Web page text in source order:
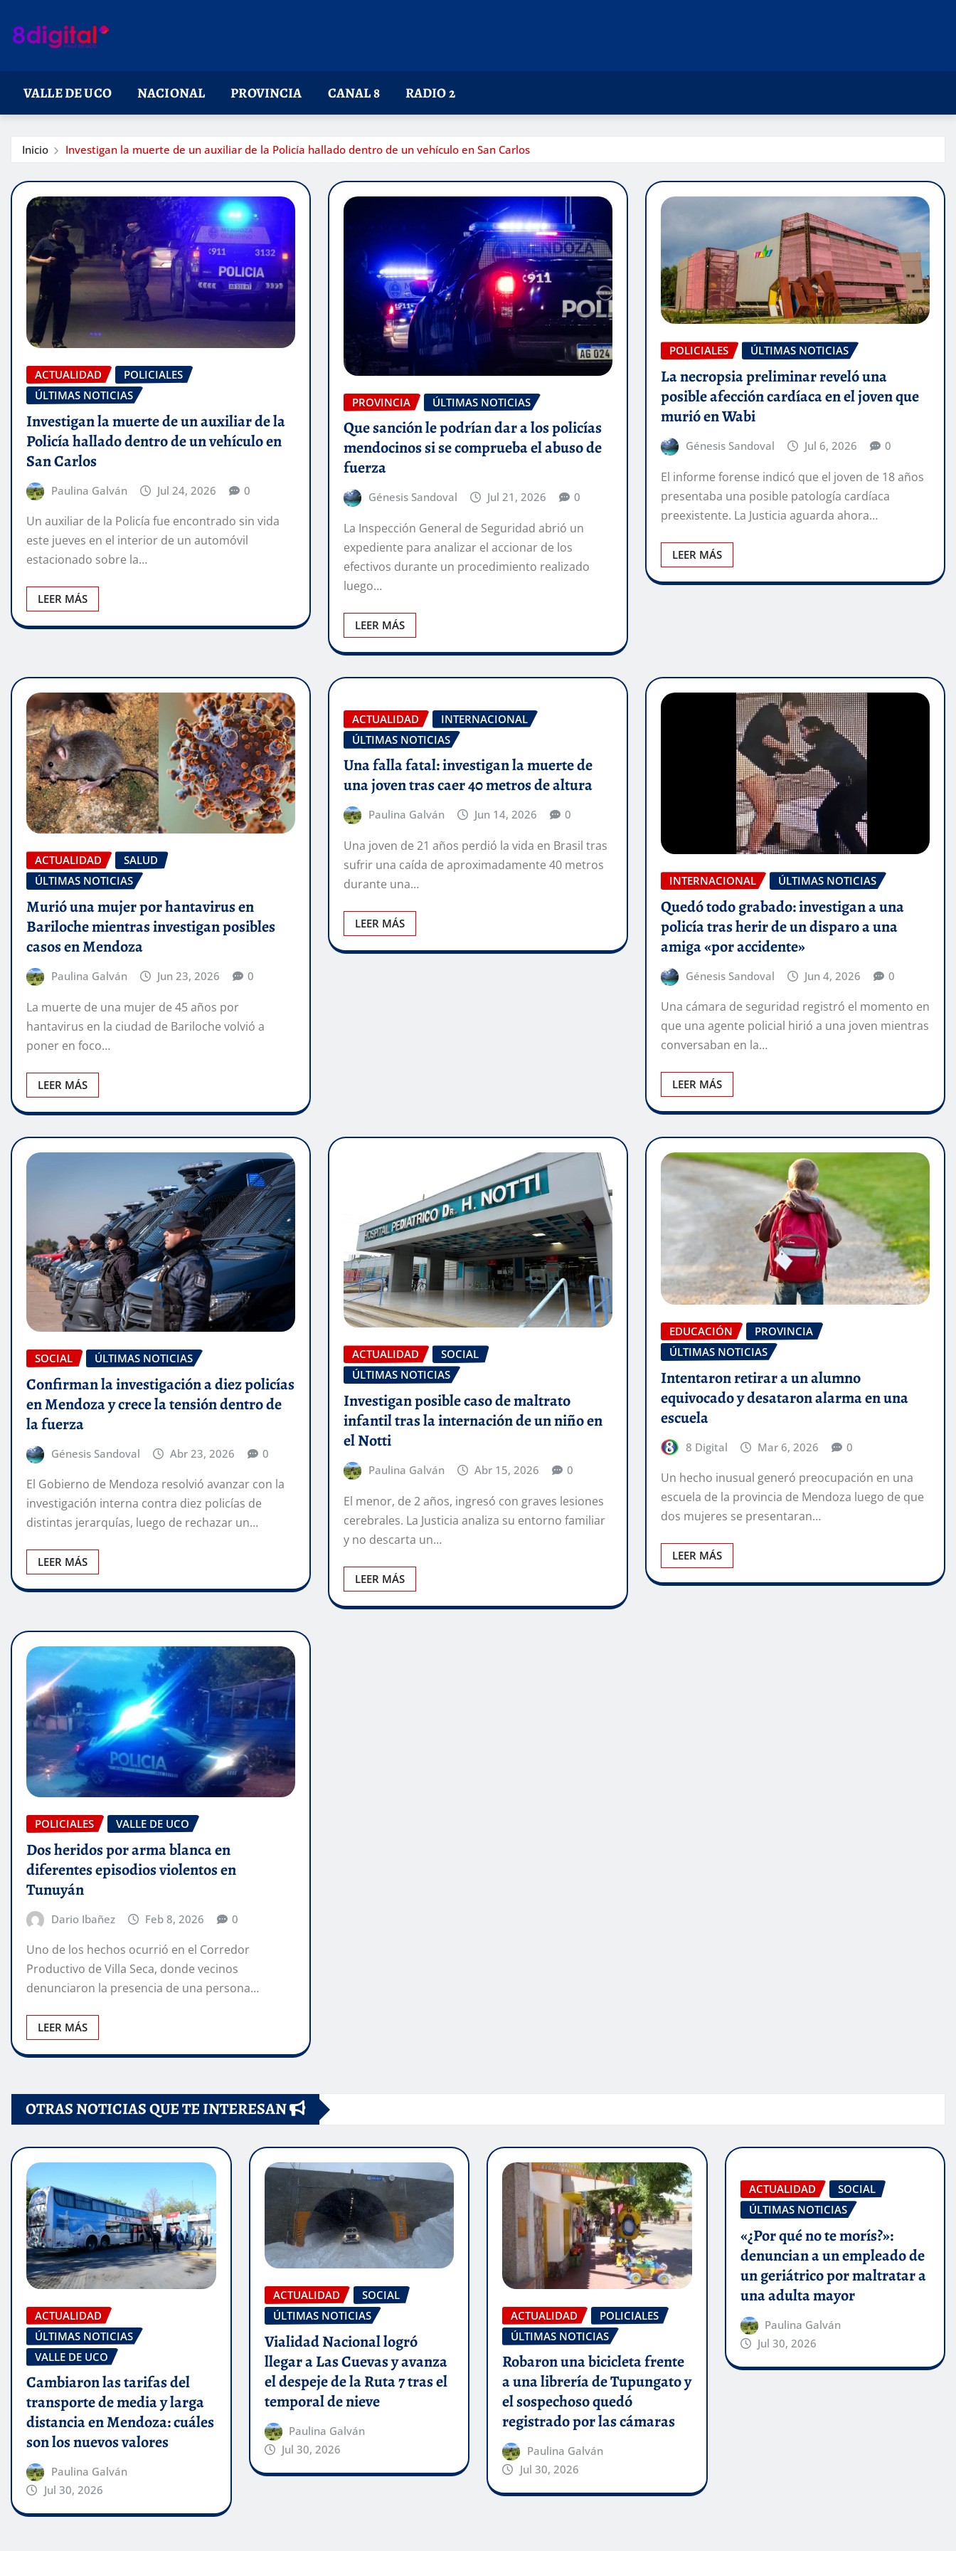
contenido
VALLE DE UCO NACIONAL PROVINCIA CANAL 8 RADIO 2
Inicio Investigan la muerte de un auxiliar de la Policía hallado dentro de un vehículo en San Carlos
ACTUALIDAD
POLICIALES
ÚLTIMAS NOTICIAS
Investigan la muerte de un auxiliar de la
Policía hallado dentro de un vehículo en
San Carlos
Paulina Galván Jul 24, 2026 0
Un auxiliar de la Policía fue encontrado sin vida
este jueves en el interior de un automóvil
estacionado sobre la…
LEER MÁS
PROVINCIA ÚLTIMAS NOTICIAS
Que sanción le podrían dar a los policías
mendocinos si se comprueba el abuso de
fuerza
Génesis Sandoval Jul 21, 2026 0
La Inspección General de Seguridad abrió un
expediente para analizar el accionar de los
efectivos durante un procedimiento realizado
luego…
LEER MÁS
POLICIALES ÚLTIMAS NOTICIAS
La necropsia preliminar reveló una
posible afección cardíaca en el joven que
murió en Wabi
Génesis Sandoval Jul 6, 2026 0
El informe forense indicó que el joven de 18 años
presentaba una posible patología cardíaca
preexistente. La Justicia aguarda ahora…
LEER MÁS
ACTUALIDAD
SALUD
ÚLTIMAS NOTICIAS
Murió una mujer por hantavirus en
Bariloche mientras investigan posibles
casos en Mendoza
Paulina Galván Jun 23, 2026 0
La muerte de una mujer de 45 años por
hantavirus en la ciudad de Bariloche volvió a
poner en foco…
LEER MÁS
ACTUALIDAD
INTERNACIONAL
ÚLTIMAS NOTICIAS
Una falla fatal: investigan la muerte de
una joven tras caer 40 metros de altura
Paulina Galván Jun 14, 2026 0
Una joven de 21 años perdió la vida en Brasil tras
sufrir una caída de aproximadamente 40 metros
durante una…
LEER MÁS
INTERNACIONAL ÚLTIMAS NOTICIAS
Quedó todo grabado: investigan a una
policía tras herir de un disparo a una
amiga «por accidente»
Génesis Sandoval Jun 4, 2026 0
Una cámara de seguridad registró el momento en
que una agente policial hirió a una joven mientras
conversaban en la…
LEER MÁS
SOCIAL ÚLTIMAS NOTICIAS
Confirman la investigación a diez policías
en Mendoza y crece la tensión dentro de
la fuerza
Génesis Sandoval Abr 23, 2026 0
El Gobierno de Mendoza resolvió avanzar con la
investigación interna contra diez policías de
distintas jerarquías, luego de rechazar un…
LEER MÁS
ACTUALIDAD
SOCIAL
ÚLTIMAS NOTICIAS
Investigan posible caso de maltrato
infantil tras la internación de un niño en
el Notti
Paulina Galván Abr 15, 2026 0
El menor, de 2 años, ingresó con graves lesiones
cerebrales. La Justicia analiza su entorno familiar
y no descarta un…
LEER MÁS
EDUCACIÓN
PROVINCIA
ÚLTIMAS NOTICIAS
Intentaron retirar a un alumno
equivocado y desataron alarma en una
escuela
8 Digital Mar 6, 2026 0
Un hecho inusual generó preocupación en una
escuela de la provincia de Mendoza luego de que
dos mujeres se presentaran…
LEER MÁS
POLICIALES VALLE DE UCO
Dos heridos por arma blanca en
diferentes episodios violentos en
Tunuyán
Dario Ibañez Feb 8, 2026 0
Uno de los hechos ocurrió en el Corredor
Productivo de Villa Seca, donde vecinos
denunciaron la presencia de una persona…
LEER MÁS
OTRAS NOTICIAS QUE TE INTERESAN
ACTUALIDAD
ÚLTIMAS NOTICIAS
VALLE DE UCO
Cambiaron las tarifas del
transporte de media y larga
distancia en Mendoza: cuáles
son los nuevos valores
Paulina Galván
Jul 30, 2026
ACTUALIDAD
SOCIAL
ÚLTIMAS NOTICIAS
Vialidad Nacional logró
llegar a Las Cuevas y avanza
el despeje de la Ruta 7 tras el
temporal de nieve
Paulina Galván
Jul 30, 2026
ACTUALIDAD
POLICIALES
ÚLTIMAS NOTICIAS
Robaron una bicicleta frente
a una librería de Tupungato y
el sospechoso quedó
registrado por las cámaras
Paulina Galván
Jul 30, 2026
ACTUALIDAD
SOCIAL
ÚLTIMAS NOTICIAS
«¿Por qué no te morís?»:
denuncian a un empleado de
un geriátrico por maltratar a
una adulta mayor
Paulina Galván
Jul 30, 2026